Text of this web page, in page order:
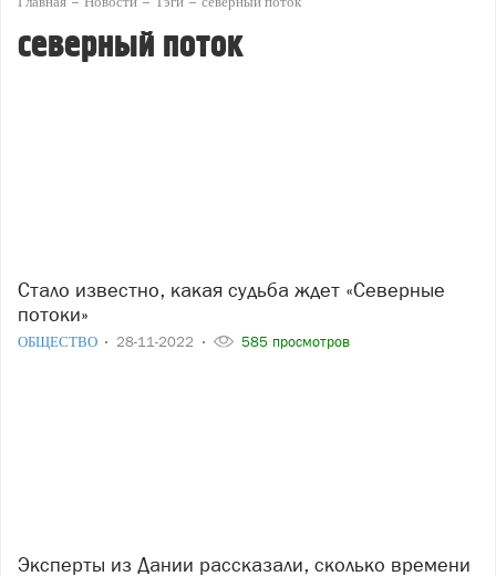
северный поток
Стало известно, какая судьба ждет «Северные
потоки»
ОБЩЕСТВО 28-11-2022 585 просмотров
Эксперты из Дании рассказали, сколько времени